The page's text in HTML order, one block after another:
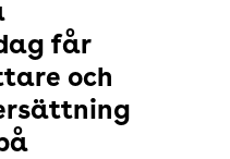
får
och